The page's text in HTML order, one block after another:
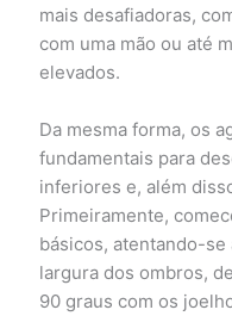
mais desafiadoras,
com uma mão ou até
elevados.
Da mesma forma, os
fundamentais para
inferiores e, além
Primeiramente,
básicos, atentando-
largura dos ombros,
90 graus com os